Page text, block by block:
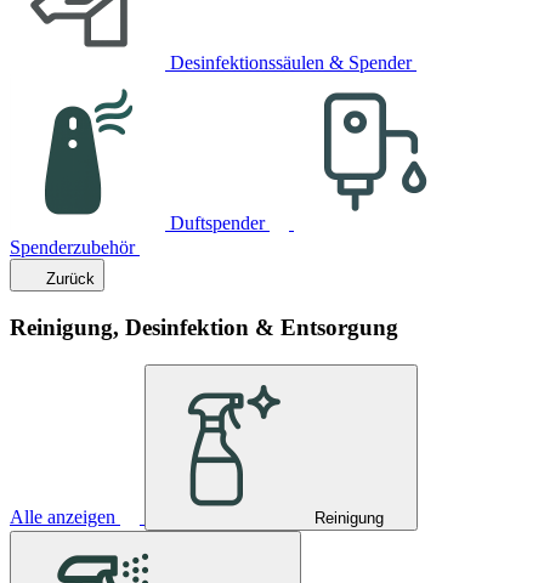
Desinfektionssäulen & Spender
Duftspender
Spenderzubehör
Zurück
Reinigung, Desinfektion & Entsorgung
Alle anzeigen Reinigung